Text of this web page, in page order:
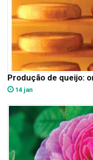
Produção de queijo:
14 jan